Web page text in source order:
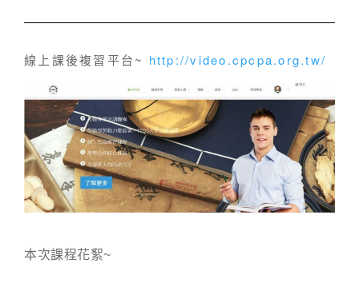
線上課後複習平台~ http://video.cpcpa.org.tw/
本次課程花絮~